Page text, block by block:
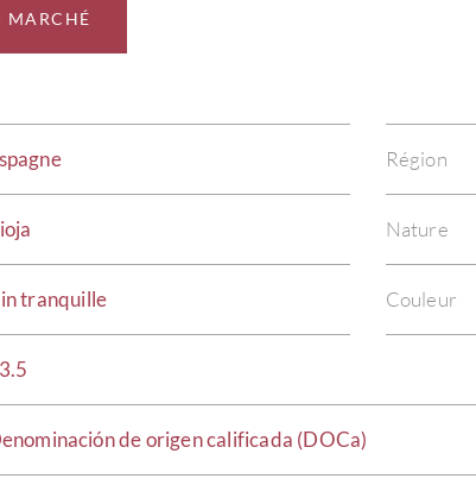
MARCHÉ
Région
Nature
tranquille Couleur
de origen calificada (DOCa)